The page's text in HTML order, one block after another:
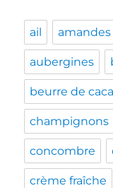
ail
aubergines
beurre de
champignons
concombre
crème fraîche